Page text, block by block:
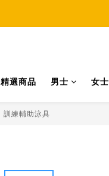
精選商品 男士 女士
訓練輔助泳具